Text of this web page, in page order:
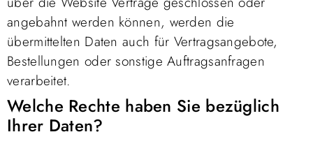
angebahnt werden können, werden die
übermittelten Daten auch für Vertragsangebote,
Bestellungen oder sonstige Auftragsanfragen
verarbeitet.
Welche Rechte haben Sie bezüglich
Ihrer Daten?